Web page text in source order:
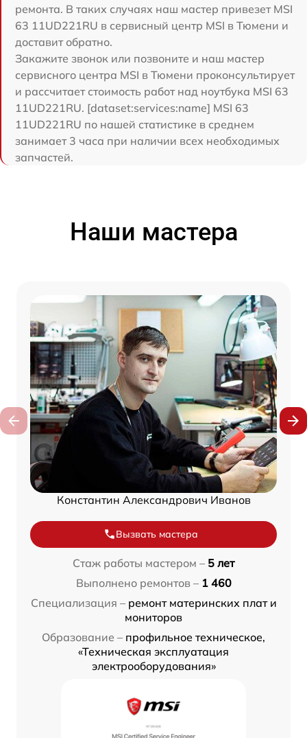
ремонта. В таких случаях наш мастер привезет MSI
63 11UD221RU в сервисный центр MSI в Тюмени и
доставит обратно.
Закажите звонок или позвоните и наш мастер
сервисного центра MSI в Тюмени проконсультирует
и рассчитает стоимость работ над ноутбука MSI 63
11UD221RU. [dataset:services:name] MSI 63
11UD221RU по нашей статистике в среднем
занимает 3 часа при наличии всех необходимых
запчастей.
Наши мастера
Константин Александрович Иванов
Вызвать мастера
Стаж работы мастером – 5 лет
Выполнено ремонтов – 1 460
Специализация – ремонт материнских плат и
мониторов
Образование – профильное техническое,
«Техническая эксплуатация
электрооборудования»